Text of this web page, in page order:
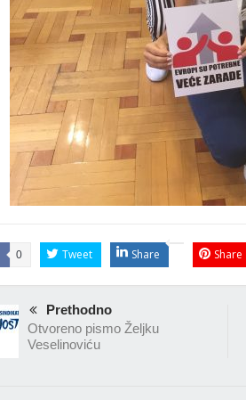
0 Tweet Share Share
Prethodno
Otvoreno pismo Željku
Veselinoviću